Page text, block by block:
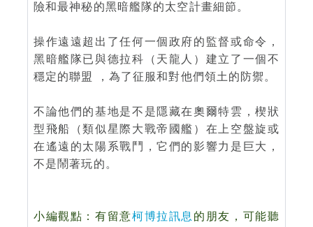
險和最神秘的黑暗艦隊的太空計畫細節。
操作遠遠超出了任何一個政府的監督或命令，
黑暗艦隊已與德拉科（天龍人）建立了一個不
穩定的聯盟 ，為了征服和對他們領土的防禦。
不論他們的基地是不是隱藏在奧爾特雲，楔狀
型飛船（類似星際大戰帝國艦）在上空盤旋或
在遙遠的太陽系戰鬥，它們的影響力是巨大，
不是鬧著玩的。
小編觀點：有留意柯博拉訊息 的朋友，可能聽